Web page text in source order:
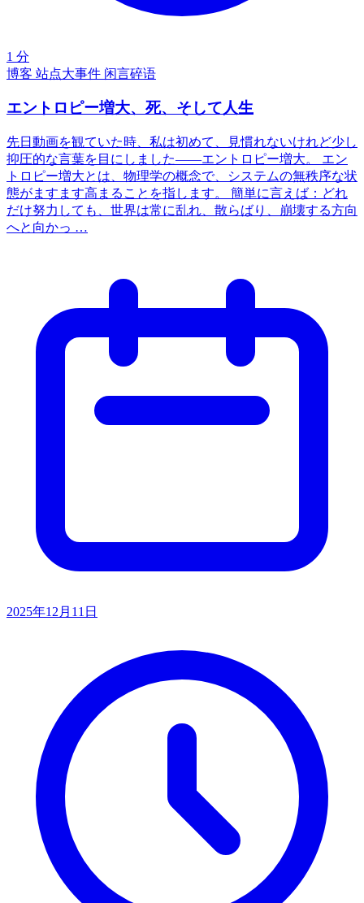
1 分
博客 站点大事件 闲言碎语
エントロピー増大、死、そして人生
先日動画を観ていた時、私は初めて、見慣れないけれど少し
抑圧的な言葉を目にしました——エントロピー増大。 エン
トロピー増大とは、物理学の概念で、システムの無秩序な状
態がますます高まることを指します。 簡単に言えば：どれ
だけ努力しても、世界は常に乱れ、散らばり、崩壊する方向
へと向かっ …
2025年12月11日